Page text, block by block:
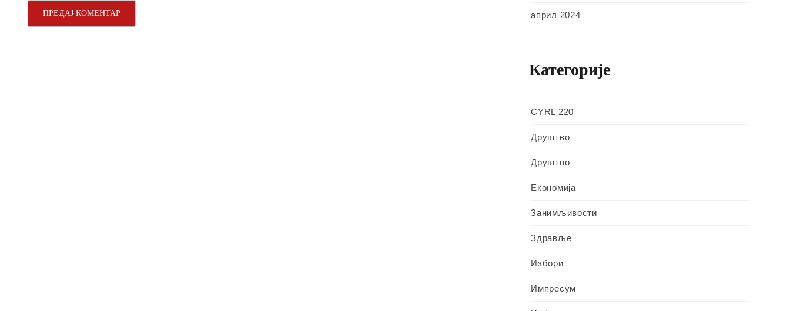
април 2024
Категорије
CYRL 220
Друштво
Друштво
Економија
Занимљивости
Здравље
Избори
Импресум